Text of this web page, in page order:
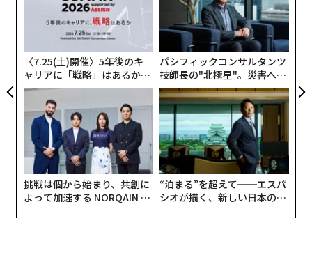
〈7.25(土)開催〉5年後のキ
ャリアに「戦略」はあるか。
トップエグゼクティブのキャ
リアに触れる1日│CAREER S
UMMIT 2026
パシフィックコンサルタンツ
技師長の"北極星"。災害への
無力感を乗り越え見つけた、
防災一筋20年の答え
挑戦は個から始まり、共創に
よって加速する NORQAIN JA
“泊まる”を超えて──エスパ
シオが描く、新しい日本のラ